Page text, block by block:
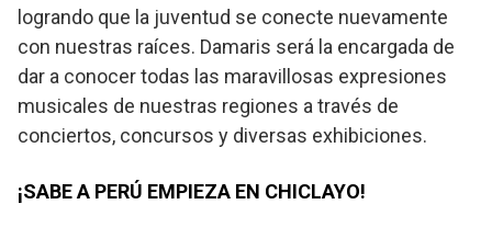
logrando que la juventud se conecte nuevamente
con nuestras raíces. Damaris será la encargada de
dar a conocer todas las maravillosas expresiones
musicales de nuestras regiones a través de
conciertos, concursos y diversas exhibiciones.
¡SABE A PERÚ EMPIEZA EN CHICLAYO!